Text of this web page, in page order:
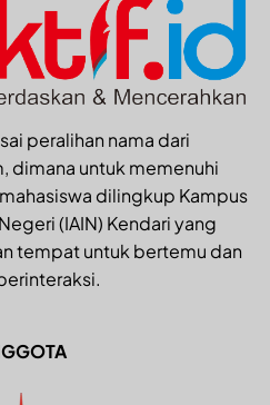
peralihan nama dari
dimana untuk memenuhi
dilingkup Kampus
(IAIN) Kendari yang
tempat untuk bertemu dan